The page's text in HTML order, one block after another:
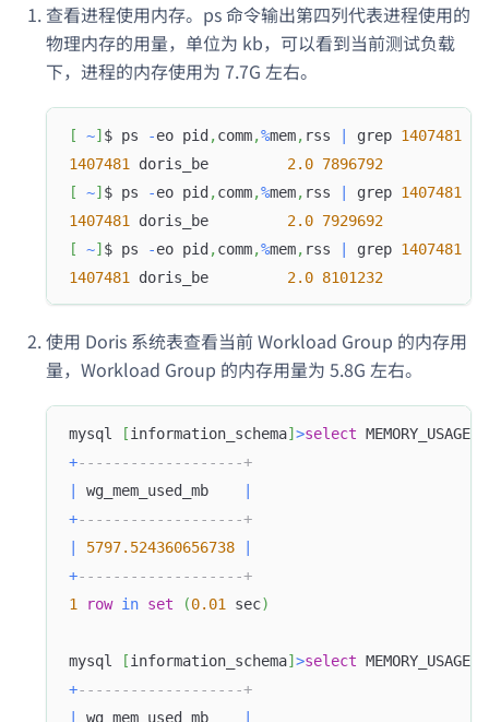
查看进程使用内存。ps 命令输出第四列代表进程使用的
物理内存的用量，单位为 kb，可以看到当前测试负载
下，进程的内存使用为 7.7G 左右。
[ ~] $ ps -eo pid ,comm,%mem, rss grep 1407481
1407481
doris_be 2.0 7896792
[
~] $ ps -eo pid ,comm,%mem, rss grep 1407481
1407481
doris_be 2.0 7929692
[
~] $ ps -eo pid ,comm,%mem, rss grep 1407481
1407481
doris_be 2.0 8101232
使用 Doris 系统表查看当前 Workload Group 的内存用
量，Workload Group 的内存用量为 5.8G 左右。
mysql [information_schema] >select
+-------------------+
wg_mem_used_mb
+-------------------+
5797.524360656738
+-------------------+
1
row in set (0.01 sec)
mysql [information_schema] >select
+-------------------+
wg_mem_used_mb